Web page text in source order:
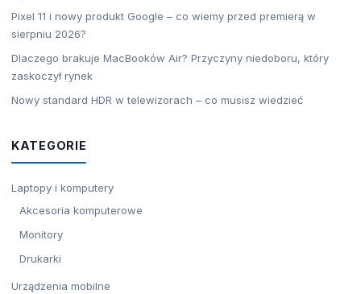
Pixel 11 i nowy produkt Google – co wiemy przed premierą w
sierpniu 2026?
Dlaczego brakuje MacBooków Air? Przyczyny niedoboru, który
zaskoczył rynek
Nowy standard HDR w telewizorach – co musisz wiedzieć
KATEGORIE
Laptopy i komputery
Akcesoria komputerowe
Monitory
Drukarki
Urządzenia mobilne